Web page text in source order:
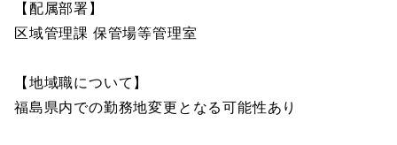
【配属部署】
区域管理課 保管場等管理室
【地域職について】
福島県内での勤務地変更となる可能性あり